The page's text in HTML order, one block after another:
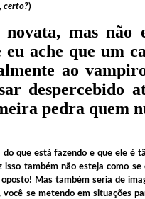
certo?)
mas não
ache que um
ao
despercebido
pedra quem
que está fazendo e que ele é
também não esteja como se
Mas também seria de
se metendo em situações